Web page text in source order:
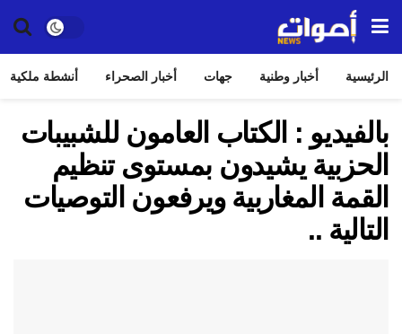
الرئيسية أخبار وطنية جهات أخبار الصحراء أنشطة ملكية
بالفيديو : الكتاب العامون للشبيبات
الحزبية يشيدون بمستوى تنظيم
القمة المغاربية ويرفعون التوصيات
التالية ..